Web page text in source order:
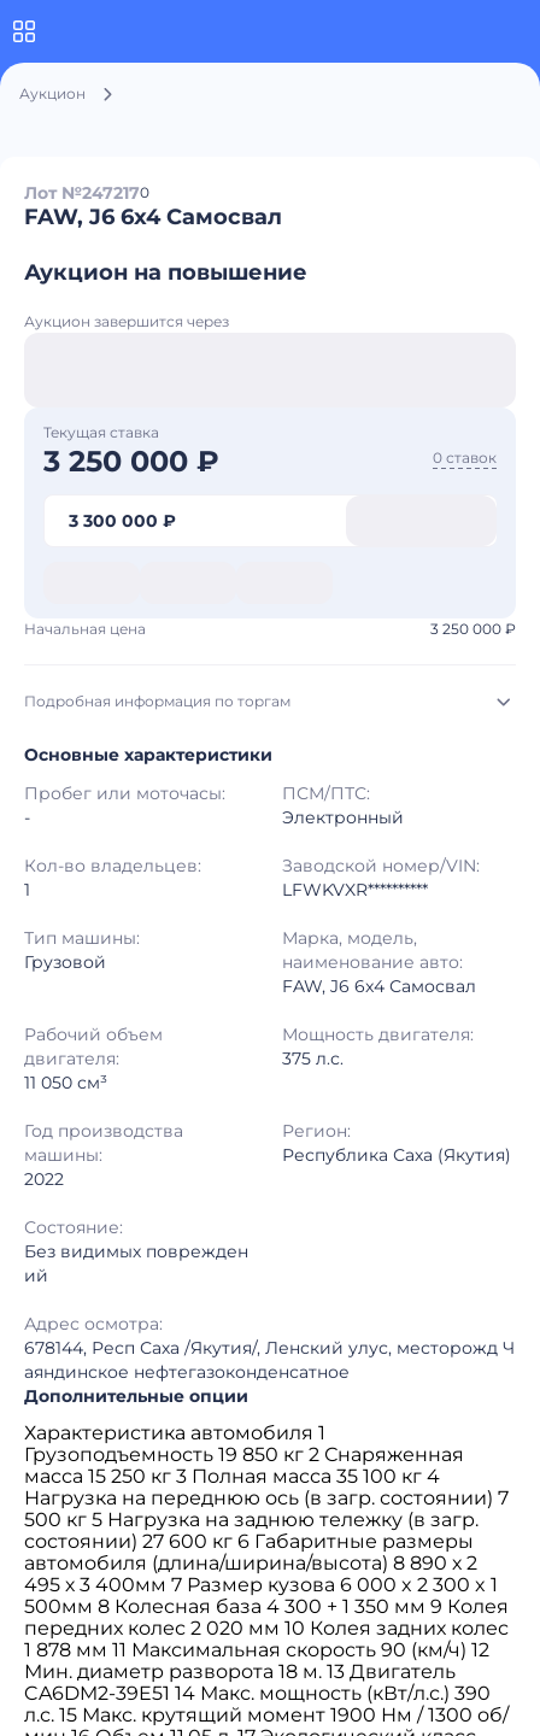
Аукцион
Лот №2472170
FAW, J6 6x4 Самосвал
Аукцион на повышение
Аукцион завершится через
Текущая ставка
3 250 000 ₽ 0 ставок
3 300 000 ₽
Начальная цена 3 250 000 ₽
Подробная информация по торгам
Начало торгов: 03.08.2026, 23:28 МСК
11.08.2026, 00:28 МСК
Тип аукциона: Открытые торги
Шаг торгов: 50 000 ₽
Регион: Республика Саха (Якутия)
Основные характеристики
Пробег или моточасы:
-
ПСМ/ПТС:
Электронный
Кол-во владельцев:
1
Заводской номер/VIN:
LFWKVXR**********
Тип машины:
Грузовой
Марка, модель,
наименование авто:
FAW, J6 6x4 Самосвал
Рабочий объем
двигателя:
11 050 см³
Мощность двигателя:
375 л.с.
Год производства
машины:
2022
Регион:
Республика Саха (Якутия)
Состояние:
Без видимых поврежден
ий
Адрес осмотра:
678144, Респ Саха /Якутия/, Ленский улус, месторожд Ч
аяндинское нефтегазоконденсатное
Дополнительные опции
Характеристика автомобиля 1
Грузоподъемность 19 850 кг 2 Снаряженная
масса 15 250 кг 3 Полная масса 35 100 кг 4
Нагрузка на переднюю ось (в загр. состоянии) 7
500 кг 5 Нагрузка на заднюю тележку (в загр.
состоянии) 27 600 кг 6 Габаритные размеры
автомобиля (длина/ширина/высота) 8 890 х 2
495 х 3 400мм 7 Размер кузова 6 000 x 2 300 x 1
500мм 8 Колесная база 4 300 + 1 350 мм 9 Колея
передних колес 2 020 мм 10 Колея задних колес
1 878 мм 11 Максимальная скорость 90 (км/ч) 12
Мин. диаметр разворота 18 м. 13 Двигатель
CA6DM2-39E51 14 Макс. мощность (кВт/л.с.) 390
л.с. 15 Макс. крутящий момент 1900 Нм / 1300 об/